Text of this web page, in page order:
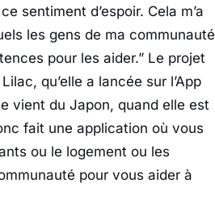
sentiment d’espoir. Cela m’a
les gens de ma communauté
pour les aider.” Le projet
qu’elle a lancée sur l’App
vient du Japon, quand elle est
fait une application où vous
ou le logement ou les
pour vous aider à